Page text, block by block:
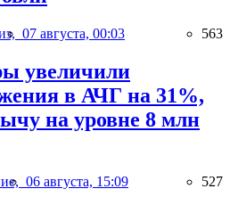
07 августа, 00:03 563
увеличили
в АЧГ на 31%,
на уровне 8 млн
06 августа, 15:09 527